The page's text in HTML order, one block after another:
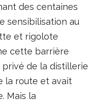
des centaines
sensibilisation au
et rigolote
cette barrière
privé de la distillerie
la route et avait
Mais la